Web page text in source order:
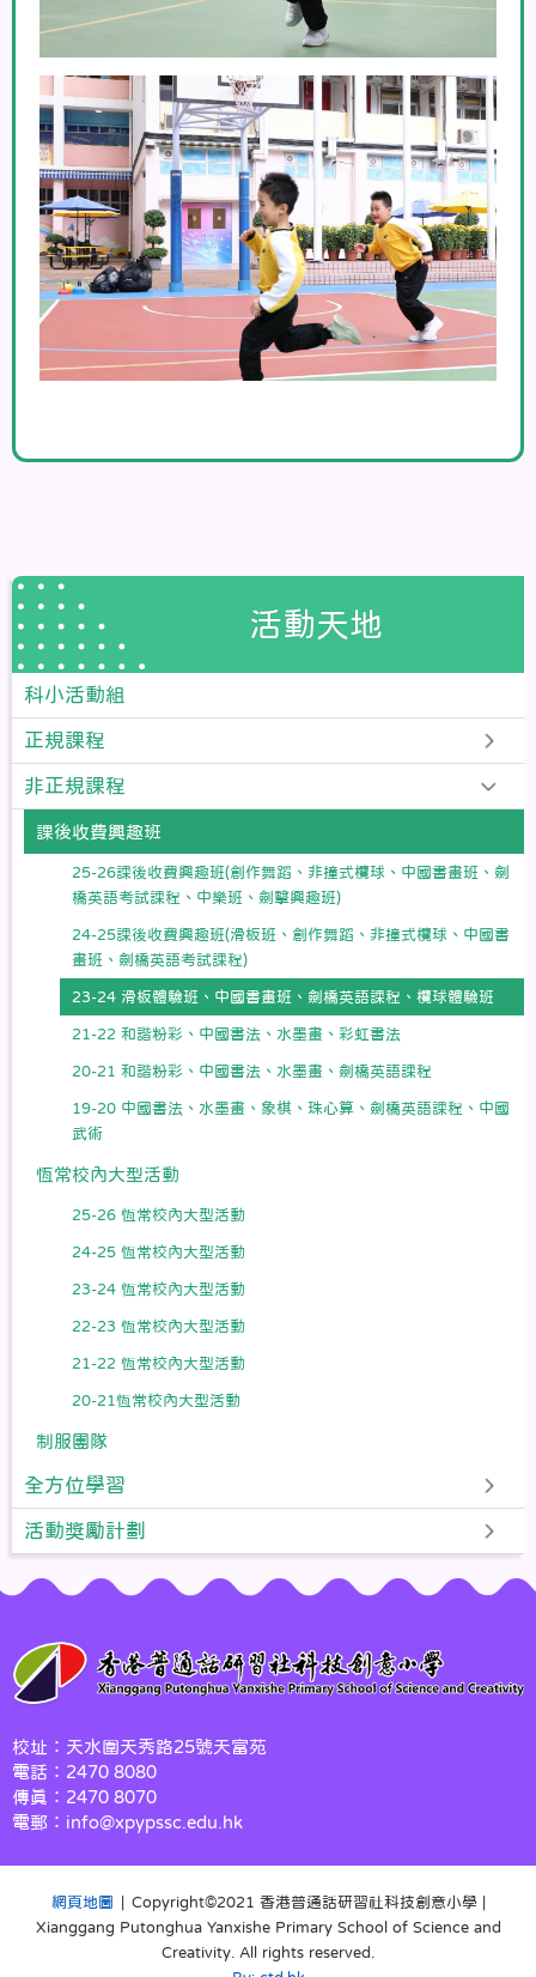
活動天地
科小活動組
正規課程
非正規課程
課後收費興趣班
25-26課後收費興趣班(創作舞蹈、非撞式欖球、中國書畫班、劍
橋英語考試課程、中樂班、劍擊興趣班)
24-25課後收費興趣班(滑板班、創作舞蹈、非撞式欖球、中國書
畫班、劍橋英語考試課程)
23-24 滑板體驗班、中國書畫班、劍橋英語課程、欖球體驗班
21-22 和諧粉彩、中國書法、水墨畫、彩虹書法
20-21 和諧粉彩、中國書法、水墨畫、劍橋英語課程
19-20 中國書法、水墨畫、象棋、珠心算、劍橋英語課程、中國
武術
恆常校內大型活動
25-26 恆常校內大型活動
24-25 恆常校內大型活動
23-24 恆常校內大型活動
22-23 恆常校內大型活動
21-22 恆常校內大型活動
20-21恆常校內大型活動
制服團隊
全方位學習
活動獎勵計劃
校址：天水圍天秀路25號天富苑
電話：2470 8080
傳真：2470 8070
電郵：info@xpypssc.edu.hk
網頁地圖 | Copyright©️2021 香港普通話研習社科技創意小學 |
Xianggang Putonghua Yanxishe Primary School of Science and
Creativity. All rights reserved.